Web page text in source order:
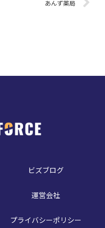
あんず薬局
ビズブログ
運営会社
プライバシーポリシー